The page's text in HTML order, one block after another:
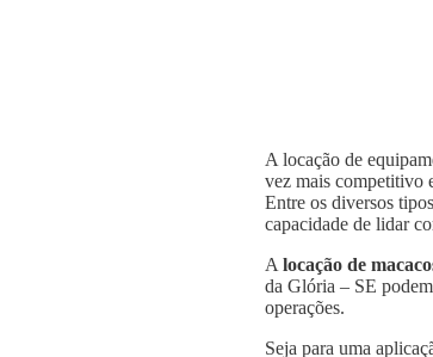
A locação de
vez mais competitivo
Entre os diversos
capacidade de lidar
A locação de
da Glória – SE
operações.
Seja para uma